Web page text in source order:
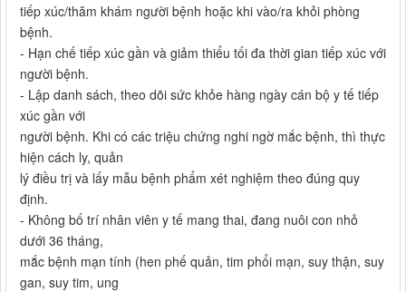
tiếp xúc/thăm khám người bệnh hoặc khi vào/ra khỏi phòng
bệnh.
- Hạn chế tiếp xúc gần và giảm thiểu tối đa thời gian tiếp xúc với
người bệnh.
- Lập danh sách, theo dõi sức khỏe hàng ngày cán bộ y tế tiếp
xúc gần với
người bệnh. Khi có các triệu chứng nghi ngờ mắc bệnh, thì thực
hiện cách ly, quản
lý điều trị và lấy mẫu bệnh phẩm xét nghiệm theo đúng quy
định.
- Không bố trí nhân viên y tế mang thai, đang nuôi con nhỏ
dưới 36 tháng,
mắc bệnh mạn tính (hen phế quản, tim phổi mạn, suy thận, suy
gan, suy tim, ung